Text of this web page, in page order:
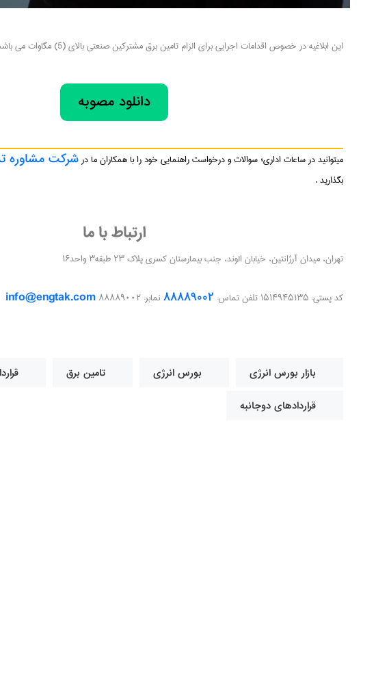
این ابلاغیه در خصوص اقدامات اجرایی برای الزام تامین برق مشترکین صنعتی بالای (5) مگاوات می باشد که توسط وزیر نیرو ابلاغ شده بود.
دانلود مصوبه
میتوانید در ساعات اداری؛ سوالات و درخواست راهنمایی خود را با همکاران ما درشرکت مشاوره
بگذارید .
ارتباط با ما
تهران، میدان آرژانتین، خیابان الوند، جنب بیمارستان کسری پلاک ۲۳ طبقه۳ واحد۱۶
کد پستی: ۱۵۱۴۹۴۵۱۳۵ تلفن تماس: ۸۸۸۸۹۰۰۲ نمابر: ۸۸۸۸۹۰۰۲ info@engtak.com
بازار بورس انرژی بورس انرژی تامین برق
قراردادهای دوجانبه